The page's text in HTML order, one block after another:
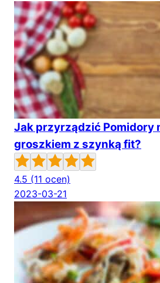
Jak przyrządzić Pomidory
groszkiem z szynką fit?
4.5 (11 ocen)
2023-03-21